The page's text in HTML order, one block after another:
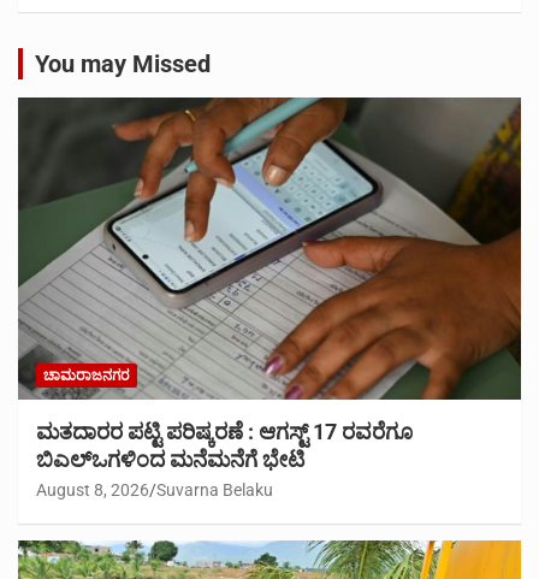
You may Missed
ಚಾಮರಾಜನಗರ
ಮತದಾರರ ಪಟ್ಟಿ ಪರಿಷ್ಕರಣೆ : ಆಗಸ್ಟ್ 17 ರವರೆಗೂ
ಬಿಎಲ್‍ಒಗಳಿಂದ ಮನೆಮನೆಗೆ ಭೇಟಿ
August 8, 2026 Suvarna Belaku